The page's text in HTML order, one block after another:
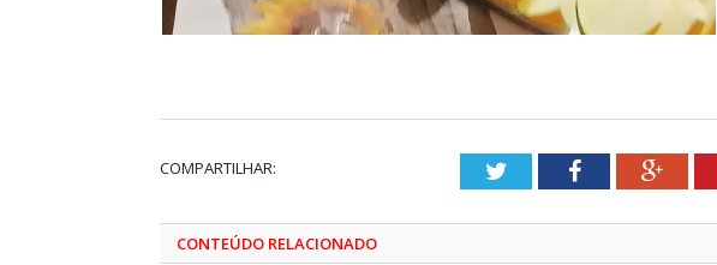
COMPARTILHAR: TwitterFacebook
CONTEÚDO RELACIONADO